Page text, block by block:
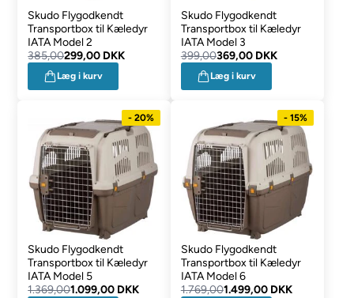
Skudo Flygodkendt
Transportbox til Kæledyr
IATA Model 2
385,00299,00 DKK
Læg i kurv
Skudo Flygodkendt
Transportbox til Kæledyr
IATA Model 3
399,00369,00 DKK
Læg i kurv
- 20%
Skudo Flygodkendt
Transportbox til Kæledyr
IATA Model 5
1.369,001.099,00 DKK
- 15%
Skudo Flygodkendt
Transportbox til Kæledyr
IATA Model 6
1.769,001.499,00 DKK